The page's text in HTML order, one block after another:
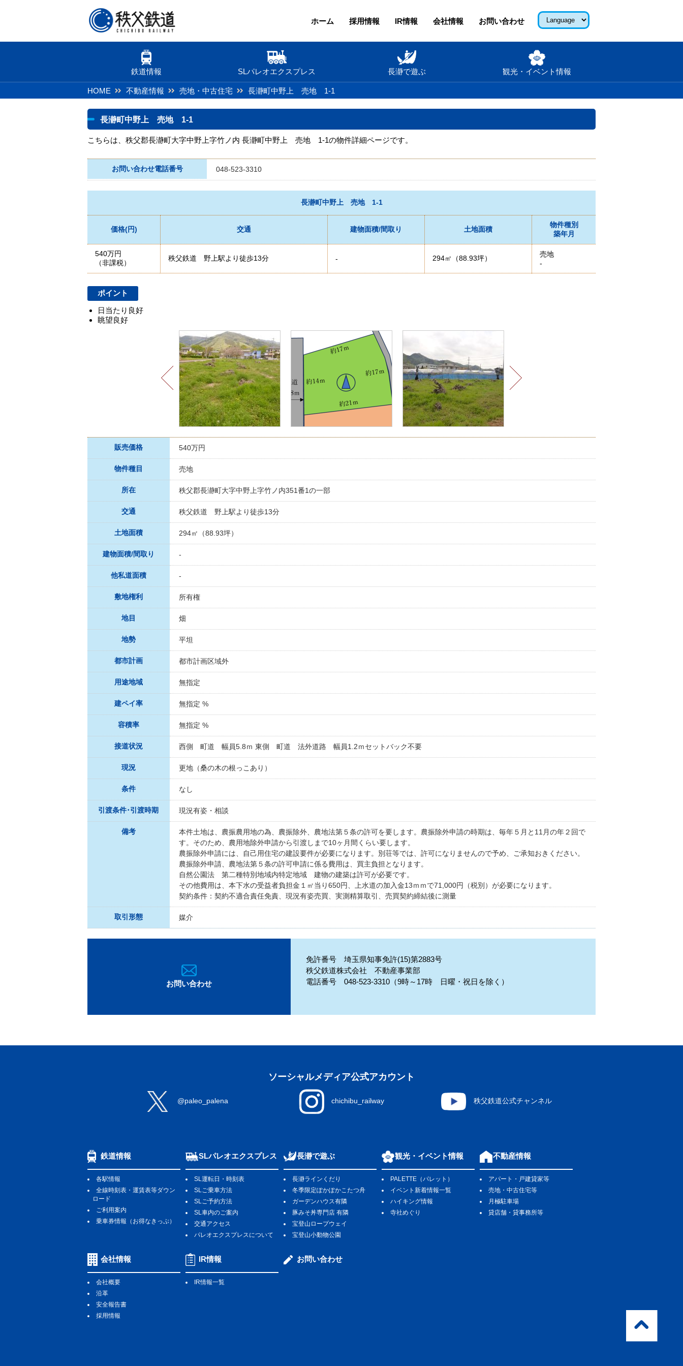
ホーム 採用情報 IR情報 会社情報 お問い合わせ
鉄道情報 SLパレオエクスプレス 長瀞で遊ぶ 観光・イベント情報
HOME 不動産情報 売地・中古住宅 長瀞町中野上 売地 1-1
長瀞町中野上 売地 1-1
こちらは、秩父郡長瀞町大字中野上字竹ノ内 長瀞町中野上 売地 1-1の物件詳細ページです。
お問い合わせ電話番号 048-523-3310
長瀞町中野上 売地 1-1
価格(円) 交通 建物面積/間取り 土地面積
物件種別
築年月
540万円
（非課税）
秩父鉄道 野上駅より徒歩13分 - 294㎡（88.93坪）
売地
-
ポイント
日当たり良好
眺望良好
販売価格 540万円
物件種目 売地
所在 秩父郡長瀞町大字中野上字竹ノ内351番1の一部
交通 秩父鉄道 野上駅より徒歩13分
土地面積 294㎡（88.93坪）
建物面積/間取り -
他私道面積 -
敷地権利 所有権
地目 畑
地勢 平坦
都市計画 都市計画区域外
用途地域 無指定
建ペイ率 無指定 %
容積率 無指定 %
接道状況 西側 町道 幅員5.8ｍ 東側 町道 法外道路 幅員1.2ｍセットバック不要
現況 更地（桑の木の根っこあり）
条件 なし
引渡条件･引渡時期 現況有姿・相談
備考
本件土地は、農振農用地の為、農振除外、農地法第５条の許可を要します。農振除外申請の時期は、毎年５月と11月の年２回で
す。そのため、農用地除外申請から引渡しまで10ヶ月間くらい要します。
農振除外申請には、自己用住宅の建設要件が必要になります。別荘等では、許可になりませんので予め、ご承知おきください。
農振除外申請、農地法第５条の許可申請に係る費用は、買主負担となります。
自然公園法 第二種特別地域内特定地域 建物の建築は許可が必要です。
その他費用は、本下水の受益者負担金１㎡当り650円、上水道の加入金13ｍｍで71,000円（税別）が必要になります。
契約条件：契約不適合責任免責、現況有姿売買、実測精算取引、売買契約締結後に測量
取引形態 媒介
お問い合わせ
免許番号 埼玉県知事免許(15)第2883号
秩父鉄道株式会社 不動産事業部
電話番号 048-523-3310（9時～17時 日曜・祝日を除く）
ソーシャルメディア公式アカウント
@paleo_palena chichibu_railway 秩父鉄道公式チャンネル
鉄道情報
各駅情報
全線時刻表・運賃表等ダウン
ロード
ご利用案内
乗車券情報（お得なきっぷ）
SLパレオエクスプレス
SL運転日・時刻表
SLご乗車方法
SLご予約方法
SL車内のご案内
交通アクセス
パレオエクスプレスについて
長瀞で遊ぶ
長瀞ラインくだり
冬季限定ぽかぽかこたつ舟
ガーデンハウス有隣
豚みそ丼専門店 有隣
宝登山ロープウェイ
宝登山小動物公園
観光・イベント情報
PALETTE（パレット）
イベント新着情報一覧
ハイキング情報
寺社めぐり
不動産情報
アパート・戸建貸家等
売地・中古住宅等
月極駐車場
貸店舗・貸事務所等
会社情報
会社概要
沿革
安全報告書
採用情報
IR情報
IR情報一覧
お問い合わせ